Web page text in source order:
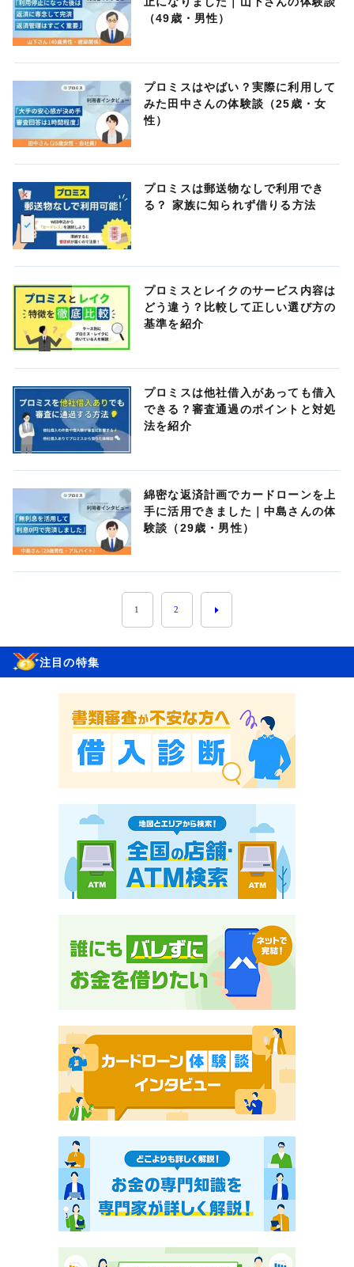
（49歳・男性）
プロミスはやばい？実際に利用して
みた田中さんの体験談（25歳・女
性）
プロミスは郵送物なしで利用でき
る？ 家族に知られず借りる方法
プロミスとレイクのサービス内容は
どう違う？比較して正しい選び方の
基準を紹介
プロミスは他社借入があっても借入
できる？審査通過のポイントと対処
法を紹介
綿密な返済計画でカードローンを上
手に活用できました｜中島さんの体
験談（29歳・男性）
1 2
注目の特集